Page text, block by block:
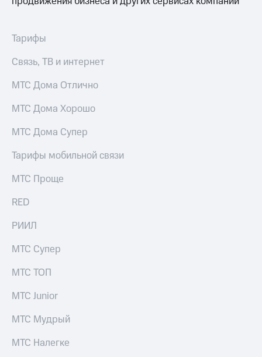
Мой
МТС
Все
Финансы
доход
Страхование
на связь
С картой
МТС
МТС
Накопления
деньги
МТС
Откладывайте
и получайте
Акции
пополнения
Скидка
на связь
дешевле
при оплате
с карты
МТС Деньги
Обзоры
товаров
до 40%
Тарифы
Связь, ТВ и интернет
МТС Дома Отлично
МТС Дома Хорошо
МТС Дома Супер
Тарифы мобильной связи
МТС Проще
RED
РИИЛ
МТС Супер
МТС ТОП
МТС Junior
МТС Мудрый
МТС Налегке